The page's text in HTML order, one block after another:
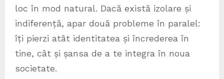
loc în mod natural. Dacă există izolare și
indiferență, apar două probleme în paralel:
îți pierzi atât identitatea și încrederea în
tine, cât și șansa de a te integra în noua
societate.